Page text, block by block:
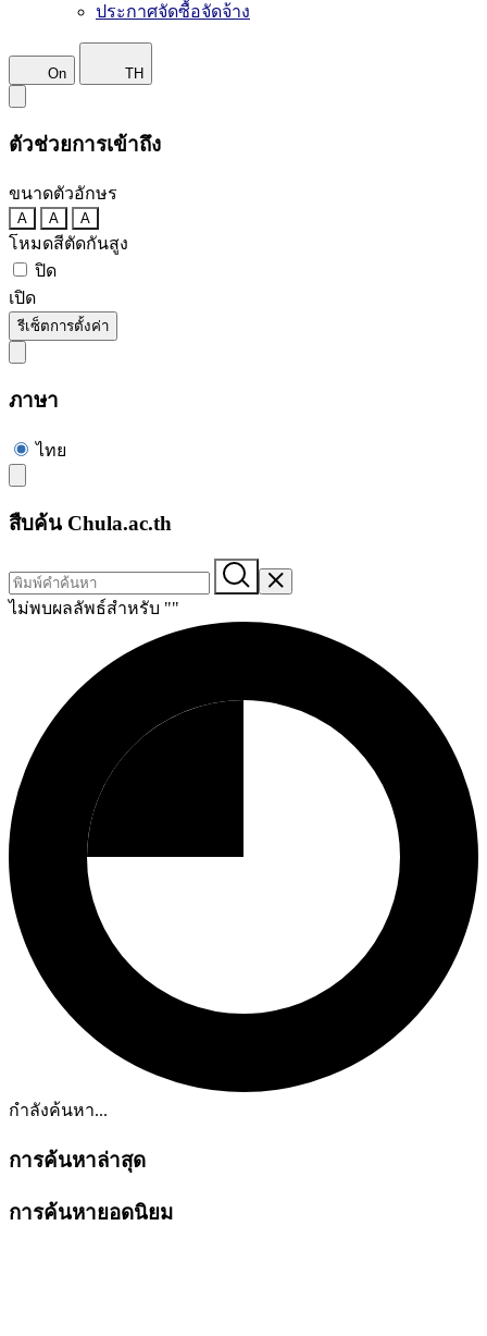
ประกาศจัดซื้อจัดจ้าง
On TH
ตัวช่วยการเข้าถึง
ขนาดตัวอักษร
A A A
โหมดสีตัดกันสูง
ปิด
เปิด
รีเซ็ตการตั้งค่า
ภาษา
ไทย
สืบค้น Chula.ac.th
ไม่พบผลลัพธ์สำหรับ ""
กำลังค้นหา...
การค้นหาล่าสุด
การค้นหายอดนิยม